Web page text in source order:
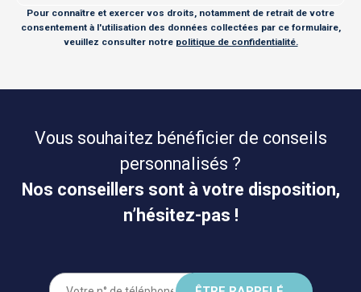
Pour connaître et exercer vos droits, notamment de retrait de votre
consentement à l'utilisation des données collectées par ce formulaire,
veuillez consulter notre politique de confidentialité.
Vous souhaitez bénéficier de conseils
personnalisés ?
Nos conseillers sont à votre disposition,
n’hésitez-pas !